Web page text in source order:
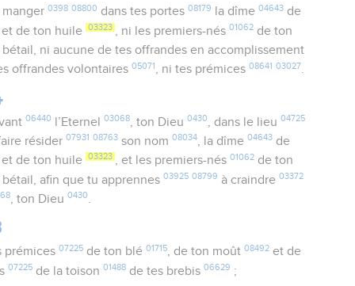
manger 0398 08800 dans tes portes 08179 la dîme 04643de
et de ton huile 03323 , ni les premiers-nés01062 de ton
bétail, ni aucune de tes offrandes en accomplissement
offrandes volontaires05071, ni tes prémices08641 03027.
06440 l’Eternel 03068, ton Dieu 0430 , dans le lieu 04725
résider07931 08763 son nom08034, la dîme04643 de
et de ton huile 03323 , et les premiers-nés01062 de ton
bétail, afin que tu apprennes03925 08799 à craindre03372
, ton Dieu0430.
prémices 07225de ton blé 01715, de ton moût 08492et de
07225 de la toison01488 de tes brebis06629 ;